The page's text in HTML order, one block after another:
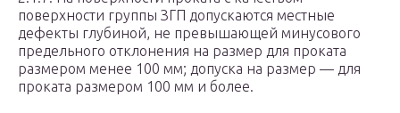
поверхности группы ЗГП допускаются местные
дефекты глубиной, не превышающей минусового
предельного отклонения на размер для проката
размером менее 100 мм; допуска на размер — для
проката размером 100 мм и более.